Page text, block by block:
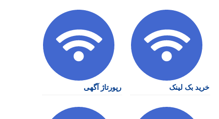
خرید بک لینک رپورتاژ آگهی